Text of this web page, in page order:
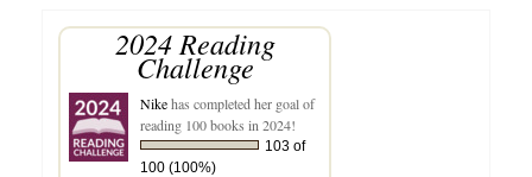
2024 Reading
Challenge
Nikehas completed her goal of
reading 100 books in 2024!
103 of
100 (100%)